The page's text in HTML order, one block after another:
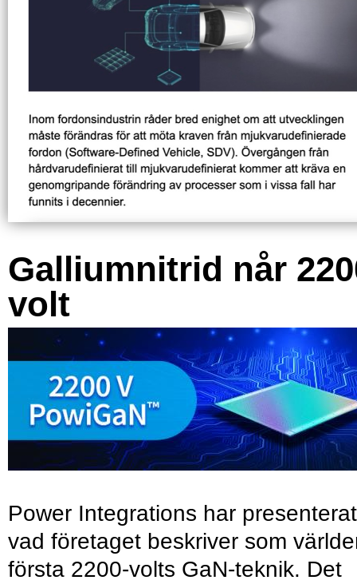
Galliumnitrid når
volt
Power Integrations har presenterat
vad företaget beskriver som
första 2200-volts GaN-teknik. Det